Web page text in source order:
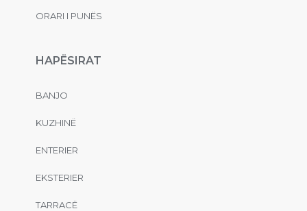
ORARI I PUNËS
HAPËSIRAT
BANJO
KUZHINË
ENTERIER
EKSTERIER
TARRACË